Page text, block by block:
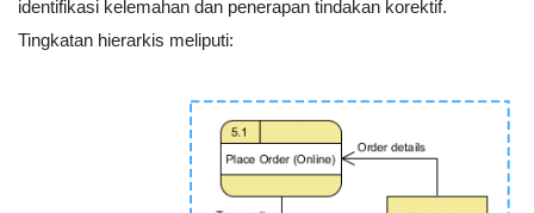
identifikasi kelemahan dan penerapan tindakan korektif.
Tingkatan hierarkis meliputi: